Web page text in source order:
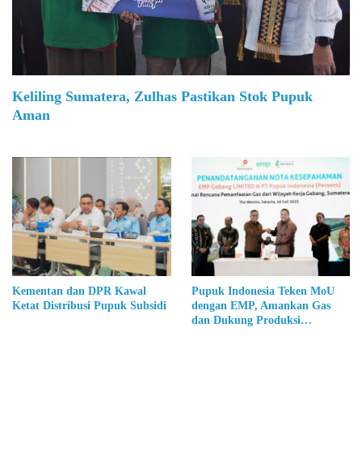
Keliling Sumatera, Zulhas Pastikan Stok Pupuk
Aman
Kementan dan DPR Kawal
Ketat Distribusi Pupuk Subsidi
Pupuk Indonesia Teken MoU
dengan EMP, Amankan Gas
dan Dukung Produksi